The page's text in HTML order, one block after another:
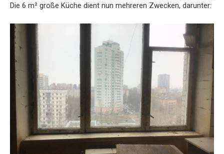
Die 6 m² große Küche dient nun mehreren Zwecken, darunter: